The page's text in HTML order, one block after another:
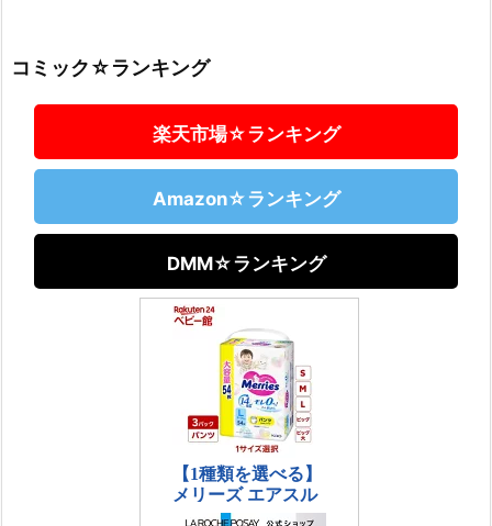
コミック☆ランキング
楽天市場☆ランキング
Amazon☆ランキング
DMM☆ランキング